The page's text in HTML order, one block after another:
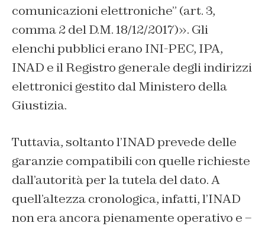
comunicazioni elettroniche” (art. 3,
comma 2 del D.M. 18/12/2017)». Gli
elenchi pubblici erano INI-PEC, IPA,
INAD e il Registro generale degli indirizzi
elettronici gestito dal Ministero della
Giustizia.
Tuttavia, soltanto l’INAD prevede delle
garanzie compatibili con quelle richieste
dall’autorità per la tutela del dato. A
quell’altezza cronologica, infatti, l’INAD
non era ancora pienamente operativo e –